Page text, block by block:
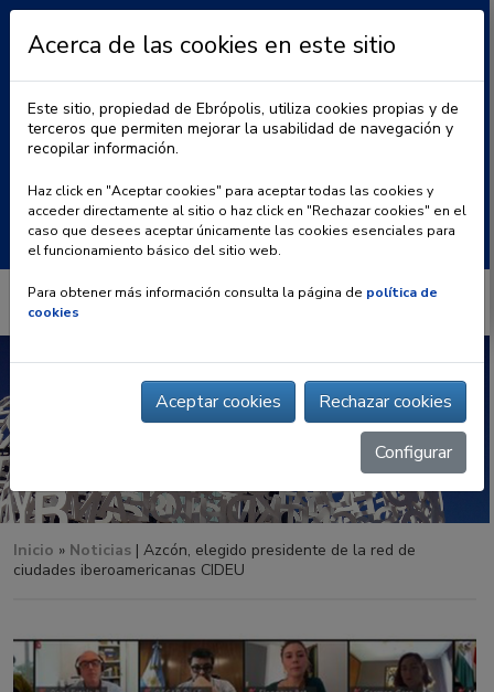
BLOG | CONTACTO
Buscar:
Inicio » Noticias | Azcón, elegido presidente de la red de
ciudades iberoamericanas CIDEU
Acerca de las cookies en este sitio
Este sitio, propiedad de Ebrópolis, utiliza cookies propias y de
terceros que permiten mejorar la usabilidad de navegación y
recopilar información.
Haz click en "Aceptar cookies" para aceptar todas las cookies y
acceder directamente al sitio o haz click en "Rechazar cookies" en el
caso que desees aceptar únicamente las cookies esenciales para
el funcionamiento básico del sitio web.
Para obtener más información consulta la página de política de
cookies
Aceptar cookies Rechazar cookies
Configurar